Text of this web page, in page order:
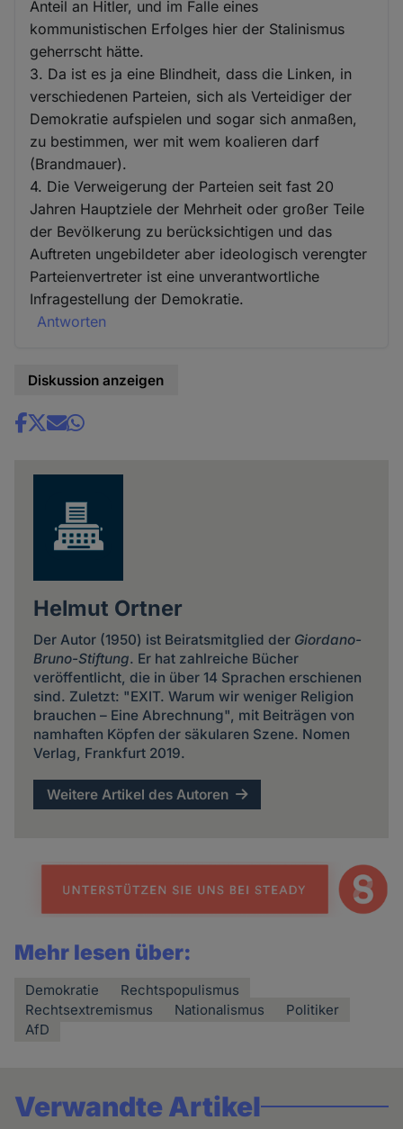
Anteil an Hitler, und im Falle eines
kommunistischen Erfolges hier der Stalinismus
geherrscht hätte.
3. Da ist es ja eine Blindheit, dass die Linken, in
verschiedenen Parteien, sich als Verteidiger der
Demokratie aufspielen und sogar sich anmaßen,
zu bestimmen, wer mit wem koalieren darf
(Brandmauer).
4. Die Verweigerung der Parteien seit fast 20
Jahren Hauptziele der Mehrheit oder großer Teile
der Bevölkerung zu berücksichtigen und das
Auftreten ungebildeter aber ideologisch verengter
Parteienvertreter ist eine unverantwortliche
Infragestellung der Demokratie.
Antworten
Diskussion anzeigen
Share
Helmut Ortner
Der Autor (1950) ist Beiratsmitglied der Giordano-
Bruno-Stiftung. Er hat zahlreiche Bücher
veröffentlicht, die in über 14 Sprachen erschienen
sind. Zuletzt: "EXIT. Warum wir weniger Religion
brauchen – Eine Abrechnung", mit Beiträgen von
namhaften Köpfen der säkularen Szene. Nomen
Verlag, Frankfurt 2019.
Weitere Artikel des Autoren
Mehr lesen über:
Demokratie
Rechtspopulismus
Rechtsextremismus
Nationalismus
Politiker
AfD
Verwandte Artikel